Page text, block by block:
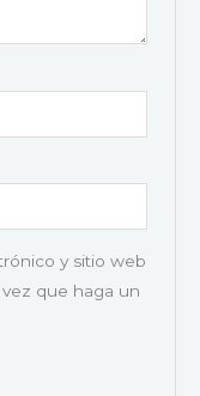
y sitio web
que haga un